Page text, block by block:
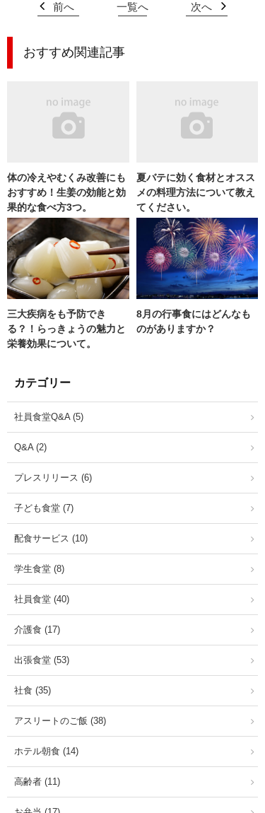
前へ 一覧へ 次へ
おすすめ関連記事
体の冷えやむくみ改善にも
おすすめ！生姜の効能と効
果的な食べ方3つ。
夏バテに効く食材とオスス
メの料理方法について教え
てください。
三大疾病をも予防でき
る？！らっきょうの魅力と
栄養効果について。
8月の行事食にはどんなも
のがありますか？
カテゴリー
社員食堂Q&A (5)
Q&A (2)
プレスリリース (6)
子ども食堂 (7)
配食サービス (10)
学生食堂 (8)
社員食堂 (40)
介護食 (17)
出張食堂 (53)
社食 (35)
アスリートのご飯 (38)
ホテル朝食 (14)
高齢者 (11)